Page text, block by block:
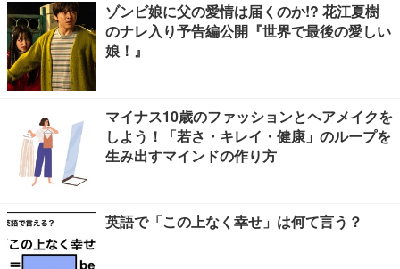
ゾンビ娘に父の愛情は届くのか!? 花江夏樹
のナレ入り予告編公開『世界で最後の愛しい
娘！』
マイナス10歳のファッションとヘアメイクを
しよう！「若さ・キレイ・健康」のループを
生み出すマインドの作り方
英語で「この上なく幸せ」は何て言う？